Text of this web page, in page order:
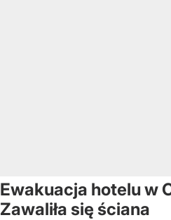
Ewakuacja hotelu w
Zawaliła się ściana